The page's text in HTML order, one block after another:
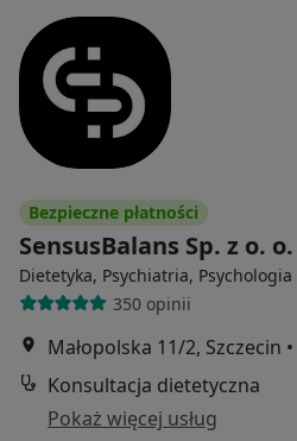
Bezpieczne płatności
SensusBalans Sp. z o. o.
Dietetyka, Psychiatria, Psychologia
350 opinii
Małopolska 11/2, Szczecin •
Konsultacja dietetyczna
Pokaż więcej usług